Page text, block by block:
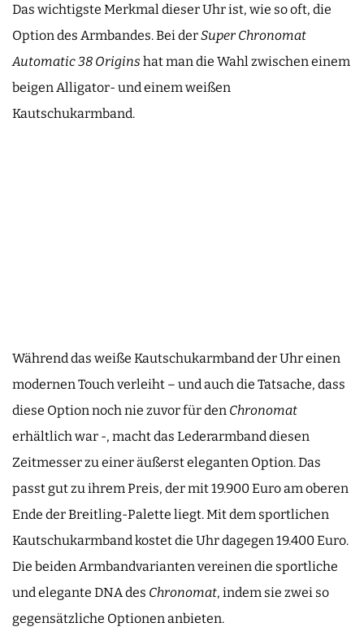
Das wichtigste Merkmal dieser Uhr ist, wie so oft, die
Option des Armbandes. Bei derSuper Chronomat
Automatic 38 Origins hat man die Wahl zwischen einem
beigen Alligator- und einem weißen
Kautschukarmband.
Während das weiße Kautschukarmband der Uhr einen
modernen Touch verleiht – und auch die Tatsache, dass
diese Option noch nie zuvor für den Chronomat
erhältlich war -, macht das Lederarmband diesen
Zeitmesser zu einer äußerst eleganten Option. Das
passt gut zu ihrem Preis, der mit 19.900 Euro am oberen
Ende der Breitling-Palette liegt. Mit dem sportlichen
Kautschukarmband kostet die Uhr dagegen 19.400 Euro.
Die beiden Armbandvarianten vereinen die sportliche
und elegante DNA des Chronomat, indem sie zwei so
gegensätzliche Optionen anbieten.